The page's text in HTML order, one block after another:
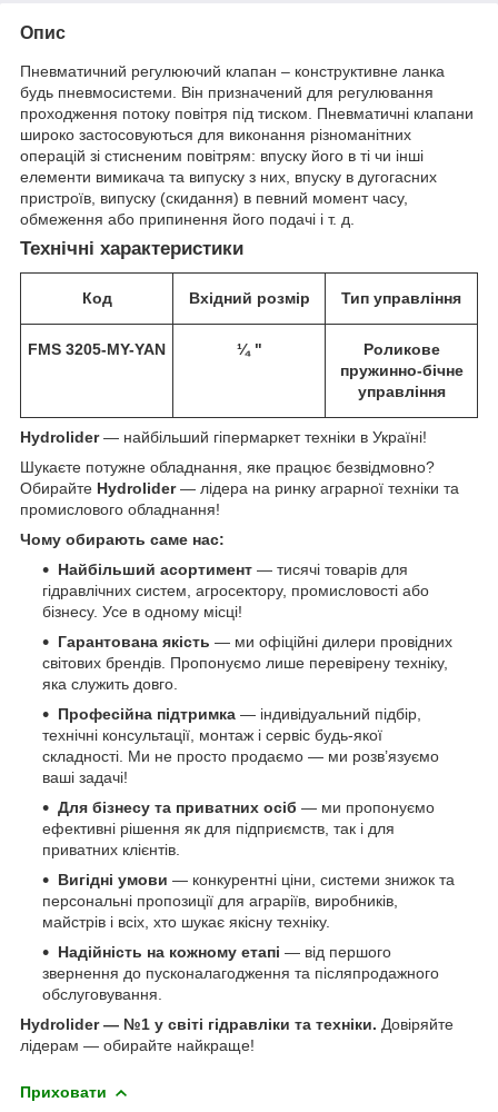
Опис
Пневматичний регулюючий клапан – конструктивне ланка
будь пневмосистеми. Він призначений для регулювання
проходження потоку повітря під тиском. Пневматичні клапани
широко застосовуються для виконання різноманітних
операцій зі стисненим повітрям: впуску його в ті чи інші
елементи вимикача та випуску з них, впуску в дугогасних
пристроїв, випуску (скидання) в певний момент часу,
обмеження або припинення його подачі і т. д.
Технічні характеристики
Код Вхідний розмір Тип управління
FMS 3205-MY-YAN ¼ "
Роликове
пружинно-бічне
управління
Hydrolider— найбільший гіпермаркет техніки в Україні!
Шукаєте потужне обладнання, яке працює безвідмовно?
Обирайте Hydrolider— лідера на ринку аграрної техніки та
промислового обладнання!
Чому обирають саме нас:
Найбільший асортимент — тисячі товарів для
гідравлічних систем, агросектору, промисловості або
бізнесу. Усе в одному місці!
Гарантована якість — ми офіційні дилери провідних
світових брендів. Пропонуємо лише перевірену техніку,
яка служить довго.
Професійна підтримка — індивідуальний підбір,
технічні консультації, монтаж і сервіс будь-якої
складності. Ми не просто продаємо — ми розв’язуємо
ваші задачі!
Для бізнесу та приватних осіб — ми пропонуємо
ефективні рішення як для підприємств, так і для
приватних клієнтів.
Вигідні умови — конкурентні ціни, системи знижок та
персональні пропозиції для аграріїв, виробників,
майстрів і всіх, хто шукає якісну техніку.
Надійність на кожному етапі — від першого
звернення до пусконалагодження та післяпродажного
обслуговування.
Hydrolider — №1 у світі гідравліки та техніки. Довіряйте
лідерам — обирайте найкраще!
Приховати